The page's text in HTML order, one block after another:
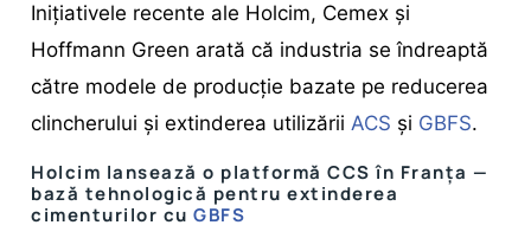
Inițiativele recente ale Holcim, Cemex și
Hoffmann Green arată că industria se îndreaptă
către modele de producție bazate pe reducerea
clincherului și extinderea utilizăriiACS și GBFS.
Holcim lansează o platformă CCS în Franța —
bază tehnologică pentru extinderea
cimenturilor cuGBFS